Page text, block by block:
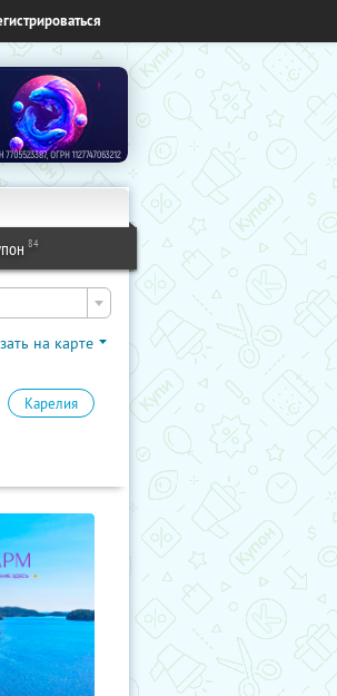
84
на карте
Карелия